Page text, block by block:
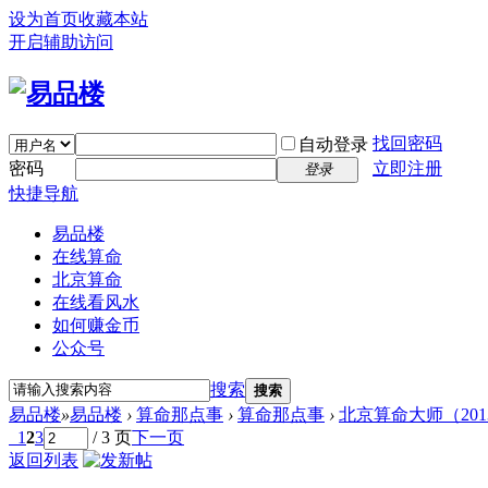
设为首页收藏本站
开启辅助访问
自动登录 找回密码
密码
登录
立即注册
快捷导航
易品楼
在线算命
北京算命
在线看风水
如何赚金币
公众号
搜索 搜索
易品楼»易品楼 › 算命那点事 › 算命那点事 › 北京算命大师（
123 / 3 页下一页
返回列表